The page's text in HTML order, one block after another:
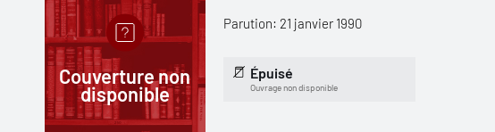
Couverture non
disponible
Parution: 21 janvier 1990
Épuisé
Ouvrage non disponible